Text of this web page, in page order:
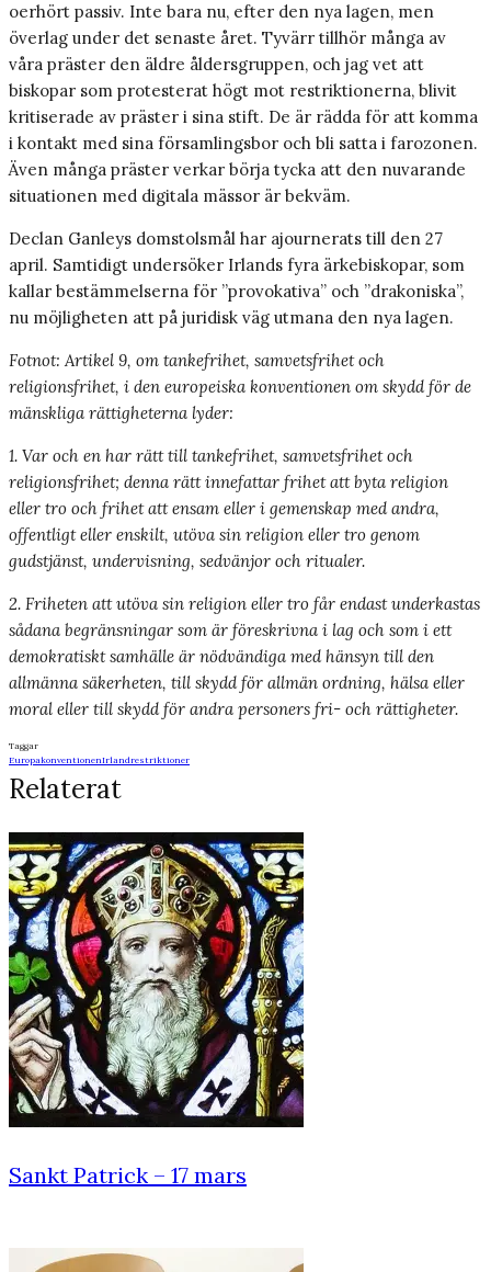
oerhört passiv. Inte bara nu, efter den nya lagen, men
överlag under det senaste året. Tyvärr tillhör många av
våra präster den äldre åldersgruppen, och jag vet att
biskopar som protesterat högt mot restriktionerna, blivit
kritiserade av präster i sina stift. De är rädda för att komma
i kontakt med sina församlingsbor och bli satta i farozonen.
Även många präster verkar börja tycka att den nuvarande
situationen med digitala mässor är bekväm.
Declan Ganleys domstolsmål har ajournerats till den 27
april. Samtidigt undersöker Irlands fyra ärkebiskopar, som
kallar bestämmelserna för ”provokativa” och ”drakoniska”,
nu möjligheten att på juridisk väg utmana den nya lagen.
Fotnot: Artikel 9, om tankefrihet, samvetsfrihet och
religionsfrihet, i den europeiska konventionen om skydd för de
mänskliga rättigheterna lyder:
1. Var och en har rätt till tankefrihet, samvetsfrihet och
religionsfrihet; denna rätt innefattar frihet att byta religion
eller tro och frihet att ensam eller i gemenskap med andra,
offentligt eller enskilt, utöva sin religion eller tro genom
gudstjänst, undervisning, sedvänjor och ritualer.
2. Friheten att utöva sin religion eller tro får endast underkastas
sådana begränsningar som är föreskrivna i lag och som i ett
demokratiskt samhälle är nödvändiga med hänsyn till den
allmänna säkerheten, till skydd för allmän ordning, hälsa eller
moral eller till skydd för andra personers fri- och rättigheter.
Taggar
EuropakonventionenIrlandrestriktioner
Relaterat
Sankt Patrick – 17 mars